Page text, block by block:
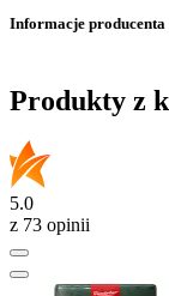
Informacje producenta
Produkty z
5.0
z 73 opinii